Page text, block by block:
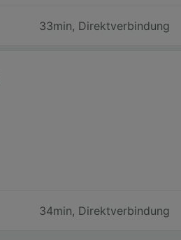
33min, Direktverbindung
34min, Direktverbindung